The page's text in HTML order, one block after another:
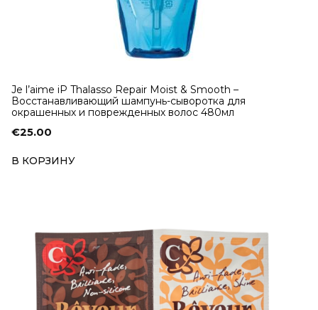
Je l’aime iP Thalasso Repair Moist & Smooth –
Восстанавливающий шампунь-сыворотка для
окрашенных и поврежденных волос 480мл
€25.00
В КОРЗИНУ